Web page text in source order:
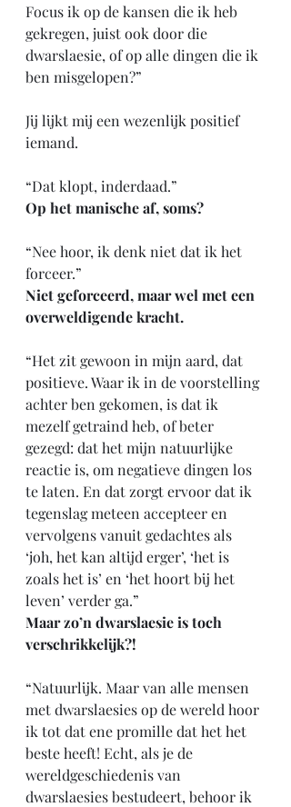
Focus ik op de kansen die ik heb
gekregen, juist ook door die
dwarslaesie, of op alle dingen die ik
ben misgelopen?”
Jij lijkt mij een wezenlijk positief
iemand.
“Dat klopt, inderdaad.”
Op het manische af, soms?
“Nee hoor, ik denk niet dat ik het
forceer.”
Niet geforceerd, maar wel met een
overweldigende kracht.
“Het zit gewoon in mijn aard, dat
positieve. Waar ik in de voorstelling
achter ben gekomen, is dat ik
mezelf getraind heb, of beter
gezegd: dat het mijn natuurlijke
reactie is, om negatieve dingen los
te laten. En dat zorgt ervoor dat ik
tegenslag meteen accepteer en
vervolgens vanuit gedachtes als
‘joh, het kan altijd erger’, ‘het is
zoals het is’ en ‘het hoort bij het
leven’ verder ga.”
Maar zo’n dwarslaesie is toch
verschrikkelijk?!
“Natuurlijk. Maar van alle mensen
met dwarslaesies op de wereld hoor
ik tot dat ene promille dat het het
beste heeft! Echt, als je de
wereldgeschiedenis van
dwarslaesies bestudeert, behoor ik